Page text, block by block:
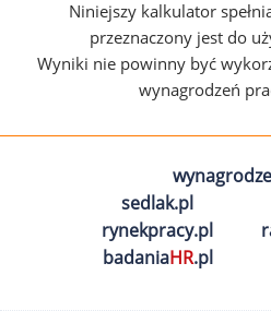
Niniejszy kalkulator
przeznaczony jest do
Wyniki nie powinny być
wynagrodzeń
sedlak.pl
rynekpracy.pl
badaniaHR.pl